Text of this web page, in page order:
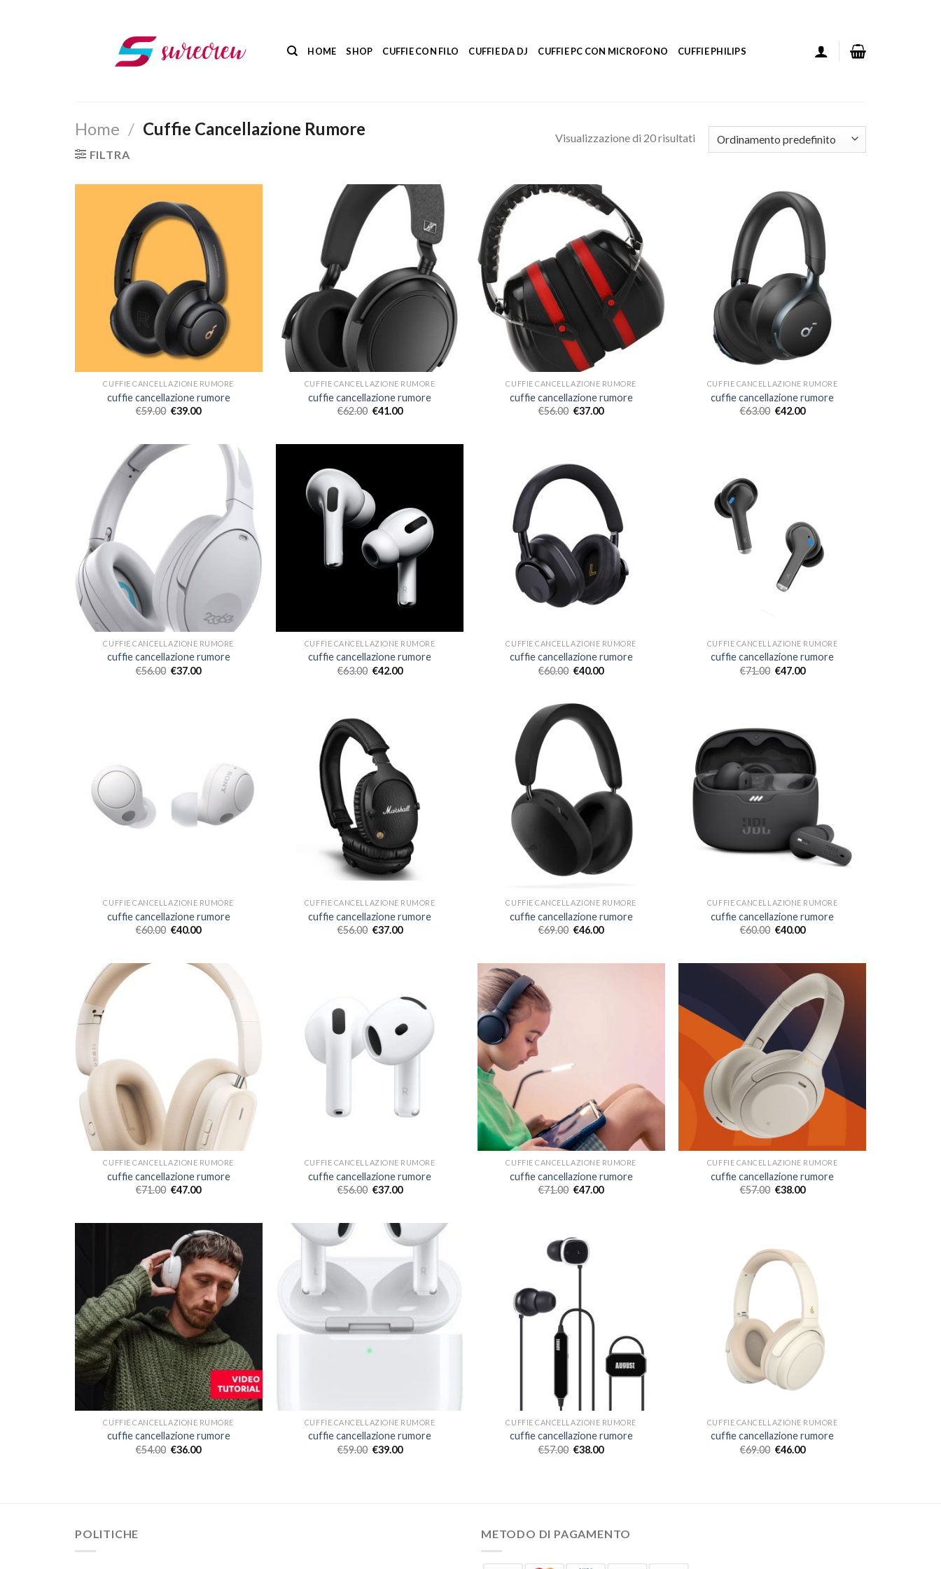
HOME SHOP CUFFIE CON FILO CUFFIE DA DJ CUFFIE PC CON MICROFONO CUFFIE PHILIPS
Home / Cuffie Cancellazione Rumore
FILTRA
Visualizzazione di 20 risultati
CUFFIE CANCELLAZIONE RUMORE
cuffie cancellazione rumore
€59.00 €39.00
CUFFIE CANCELLAZIONE RUMORE
cuffie cancellazione rumore
€62.00 €41.00
CUFFIE CANCELLAZIONE RUMORE
cuffie cancellazione rumore
€56.00 €37.00
CUFFIE CANCELLAZIONE RUMORE
cuffie cancellazione rumore
€63.00 €42.00
CUFFIE CANCELLAZIONE RUMORE
cuffie cancellazione rumore
€56.00 €37.00
CUFFIE CANCELLAZIONE RUMORE
cuffie cancellazione rumore
€63.00 €42.00
CUFFIE CANCELLAZIONE RUMORE
cuffie cancellazione rumore
€60.00 €40.00
CUFFIE CANCELLAZIONE RUMORE
cuffie cancellazione rumore
€71.00 €47.00
CUFFIE CANCELLAZIONE RUMORE
cuffie cancellazione rumore
€60.00 €40.00
CUFFIE CANCELLAZIONE RUMORE
cuffie cancellazione rumore
€56.00 €37.00
CUFFIE CANCELLAZIONE RUMORE
cuffie cancellazione rumore
€69.00 €46.00
CUFFIE CANCELLAZIONE RUMORE
cuffie cancellazione rumore
€60.00 €40.00
CUFFIE CANCELLAZIONE RUMORE
cuffie cancellazione rumore
€71.00 €47.00
CUFFIE CANCELLAZIONE RUMORE
cuffie cancellazione rumore
€56.00 €37.00
CUFFIE CANCELLAZIONE RUMORE
cuffie cancellazione rumore
€71.00 €47.00
CUFFIE CANCELLAZIONE RUMORE
cuffie cancellazione rumore
€57.00 €38.00
CUFFIE CANCELLAZIONE RUMORE
cuffie cancellazione rumore
€54.00 €36.00
CUFFIE CANCELLAZIONE RUMORE
cuffie cancellazione rumore
€59.00 €39.00
CUFFIE CANCELLAZIONE RUMORE
cuffie cancellazione rumore
€57.00 €38.00
CUFFIE CANCELLAZIONE RUMORE
cuffie cancellazione rumore
€69.00 €46.00
POLITICHE METODO DI PAGAMENTO